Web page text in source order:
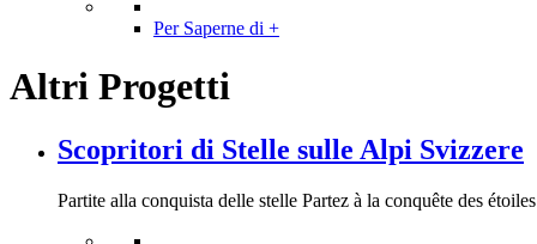
Per Saperne di +
Altri Progetti
Scopritori di Stelle sulle Alpi Svizzere
Partite alla conquista delle stelle Partez à la conquête des étoiles